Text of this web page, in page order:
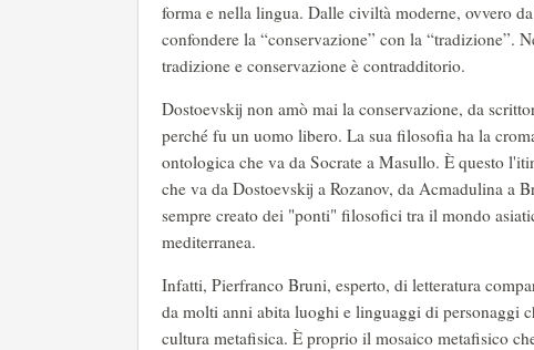
forma e nella lingua. Dalle civiltà moderne, ovvero
confondere la “conservazione” con la “tradizione”.
tradizione e conservazione è contradditorio.
Dostoevskij non amò mai la conservazione, da
perché fu un uomo libero. La sua filosofia ha la
ontologica che va da Socrate a Masullo. È questo
che va da Dostoevskij a Rozanov, da Acmadulina a
sempre creato dei "ponti" filosofici tra il mondo
mediterranea.
Infatti, Pierfranco Bruni, esperto, di letteratura
da molti anni abita luoghi e linguaggi di personaggi
cultura metafisica. È proprio il mosaico metafisico